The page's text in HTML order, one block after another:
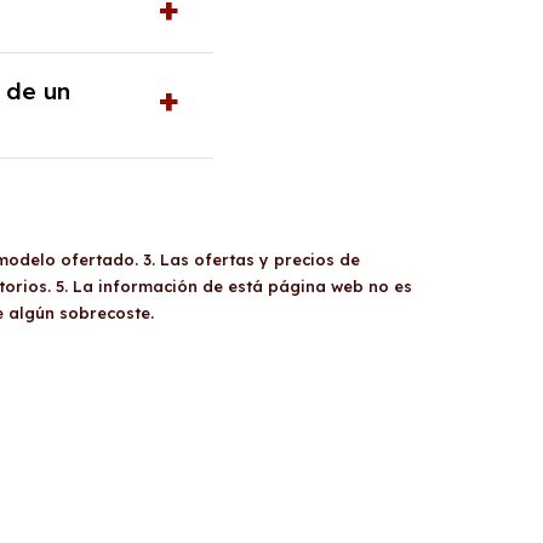
especifica un
un año de
Las empresas
un
podrá requerir un
ofertado. 3. Las ofertas y precios de
5. La información de está página web no es
algún sobrecoste.